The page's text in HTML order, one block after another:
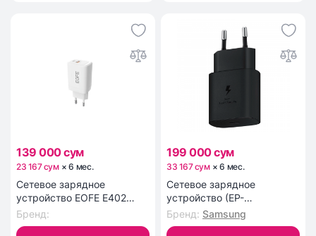
139 000 сум
23 167 сум ×6 мес.
Сетевое зарядное
устройство EOFE E402
White
Бренд:
199 000 сум
33 167 сум ×6 мес.
Сетевое зарядное
устройство (EP-
TA800NBEGRU), 25Вт
Бренд: Samsung